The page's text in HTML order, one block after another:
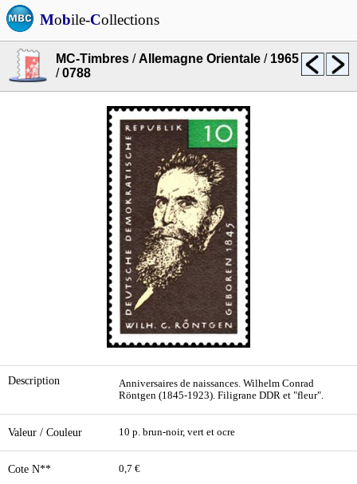
Mobile-Collections
MC-Timbres /Allemagne Orientale / 1965
/0788
Description
Anniversaires de naissances. Wilhelm Conrad
Röntgen (1845-1923). Filigrane DDR et "fleur".
Valeur / Couleur 10 p. brun-noir, vert et ocre
Cote N** 0,7 €